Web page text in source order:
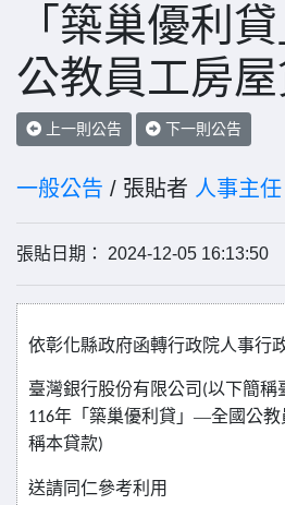
「築巢優利
公教員工房
上一則公告 下一則公告
一般公告 / 張貼者 人事主任
張貼日期： 2024-12-05 16:13:50
依彰化縣政府函轉行政院人事行
臺灣銀行股份有限公司 (以下簡稱
116年「築巢優利貸」—全國公教
稱本貸款)
送請同仁參考利用